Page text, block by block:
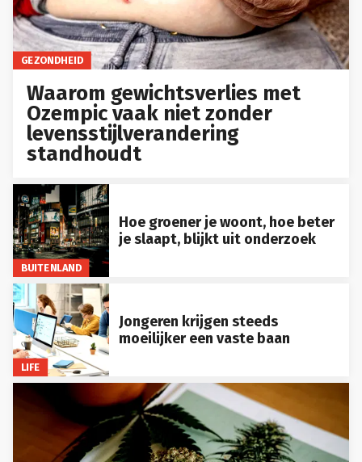
GEZONDHEID
Waarom gewichtsverlies met
Ozempic vaak niet zonder
levensstijlverandering
standhoudt
BUITENLAND
Hoe groener je woont, hoe beter
je slaapt, blijkt uit onderzoek
LIFE
Jongeren krijgen steeds
moeilijker een vaste baan